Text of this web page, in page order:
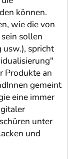
können.
wie die von
sollen
usw.), spricht
Produkte an
gemeint
eine immer
unter
und